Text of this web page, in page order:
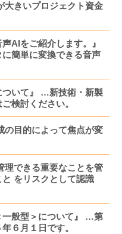
大きいプロジェクト資金
AIをご紹介します。』
簡単に変換できる音声
ついて』 …新技術・新製
検討ください。
の目的によって焦点が変
できる重要なことを管
をリスクとして認識
一般型＞について』 …第
６月１日です。